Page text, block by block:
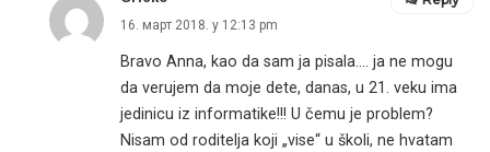
16. март 2018. у 12:13 pm
Bravo Anna, kao da sam ja pisala…. ja ne mogu
da verujem da moje dete, danas, u 21. veku ima
jedinicu iz informatike!!! U čemu je problem?
Nisam od roditelja koji „vise“ u školi, ne hvatam